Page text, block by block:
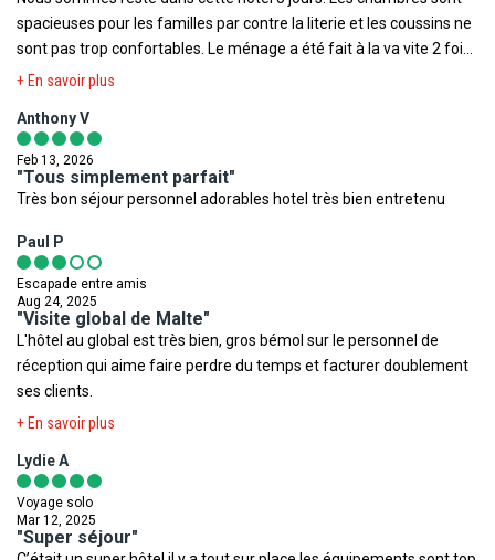
La chambre allouée lors de votre arrivée pourra être ainsi
différente de celle figurant en photo sur le présent descriptif.
Votre séjour est assuré par le tour opérateur suivant :
Plein Vent
relatives à votre destination.
Ministère de la Santé,Institut de veille sanitaire,Méteo France
Voyage,Ministère des Affaires Etrangères
pour la sortie du territoire
Toutefois il est rappelé qu'aucune région du monde ni aucun pays
ne peuvent être considérés comme étant à l'abri du risque
spacieuses pour les familles par contre la literie et les coussins ne
sont pas trop confortables. Le ménage a été fait à la va vite 2 fois.
Le petit déjeuner était bon et il y’avait de tout pour tout le monde
très belle et propre c’est le gros plus de l’hôtel à cette période de
l’année. Le staff de l’hôtel est super sympa souriant surtout la
dame maltaise à la réception avec les lunettes et cheveux long
super adorable. L’hôtel est loin de la capitale mais il y’a des choses
+ En savoir plus
Anthony V
Feb 13, 2026
"Tous simplement parfait"
Très bon séjour personnel adorables hotel très bien entretenu
Paul P
Escapade entre amis
Aug 24, 2025
"Visite global de Malte"
L'hôtel au global est très bien, gros bémol sur le personnel de
réception qui aime faire perdre du temps et facturer doublement
ses clients.
+ En savoir plus
Lydie A
Voyage solo
Mar 12, 2025
"Super séjour"